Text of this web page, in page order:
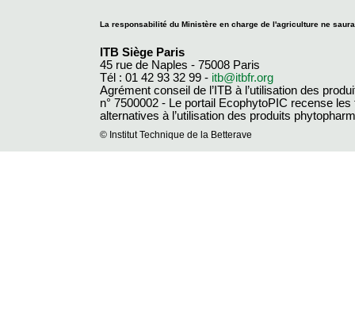
La responsabilité du Ministère en charge de l'agriculture ne
ITB Siège Paris
45 rue de Naples - 75008 Paris
Tél : 01 42 93 32 99 - itb@itbfr.org
Agrément conseil de l’ITB à l’utilisation des
n° 7500002 - Le portail EcophytoPIC recense les
alternatives à l’utilisation des produits
© Institut Technique de la Betterave